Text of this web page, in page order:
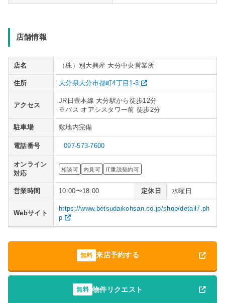
店舗情報
店名 （株）別大興産 大分中央営業所
住所 大分県大分市都町4丁目1-3
アクセス
JR日豊本線 大分駅から徒歩12分
※バス オアシスタワー前 徒歩2分
駐車場 敷地内完備
電話番号 097-573-7600
オンライン
対応
相談可 内見可 IT重説契約可
営業時間 10:00〜18:00 定休日 水曜日
Webサイト
https://www.betsudaikohsan.co.jp/shop/detail7.ph
p
無料 来店予約する
無料 物件リクエスト